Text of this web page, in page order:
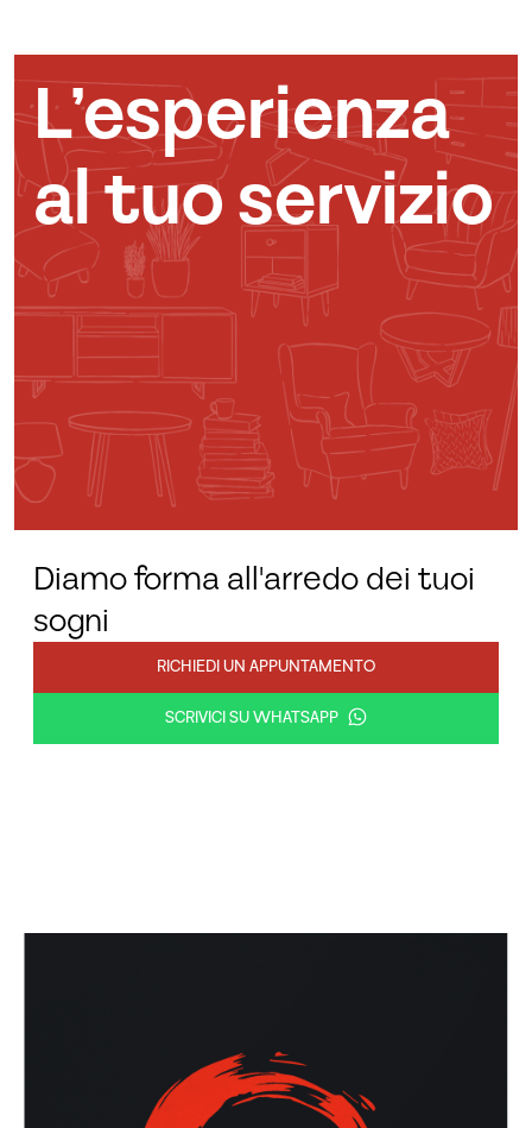
L’esperienza
al tuo servizio
Diamo forma all'arredo dei tuoi
sogni
RICHIEDI UN APPUNTAMENTO
SCRIVICI SU WHATSAPP